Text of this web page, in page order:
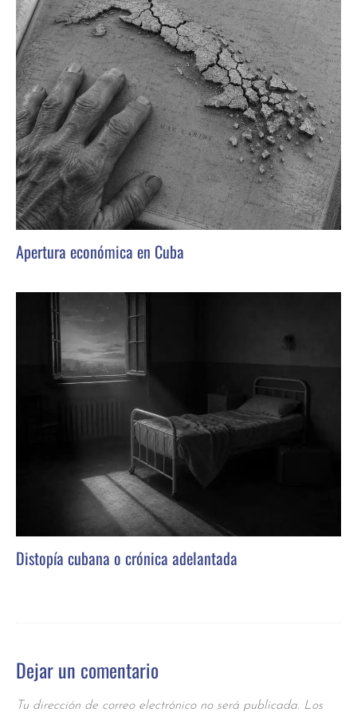
Apertura económica en Cuba
Distopía cubana o crónica adelantada
Dejar un comentario
Tu dirección de correo electrónico no será publicada. Los